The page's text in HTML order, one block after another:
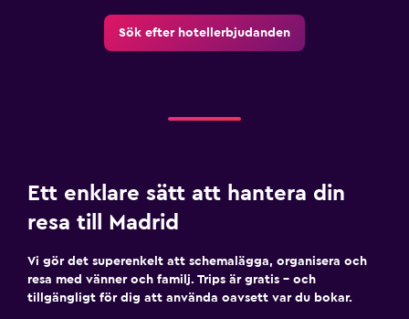
Sök efter hotellerbjudanden
Ett enklare sätt att hantera din
resa till Madrid
Vi gör det superenkelt att schemalägga, organisera och
resa med vänner och familj. Trips är gratis – och
tillgängligt för dig att använda oavsett var du bokar.